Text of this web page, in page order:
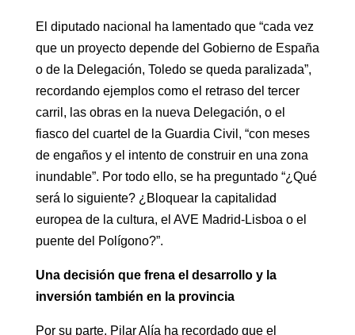
El diputado nacional ha lamentado que “cada vez
que un proyecto depende del Gobierno de España
o de la Delegación, Toledo se queda paralizada”,
recordando ejemplos como el retraso del tercer
carril, las obras en la nueva Delegación, o el
fiasco del cuartel de la Guardia Civil, “con meses
de engaños y el intento de construir en una zona
inundable”. Por todo ello, se ha preguntado “¿Qué
será lo siguiente? ¿Bloquear la capitalidad
europea de la cultura, el AVE Madrid-Lisboa o el
puente del Polígono?”.
Una decisión que frena el desarrollo y la
inversión también en la provincia
Por su parte, Pilar Alía ha recordado que el